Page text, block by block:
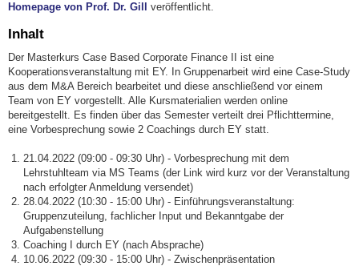
Homepage von Prof. Dr. Gill veröffentlicht.
Inhalt
Der Masterkurs Case Based Corporate Finance II ist eine
Kooperationsveranstaltung mit EY. In Gruppenarbeit wird eine Case-Study
aus dem M&A Bereich bearbeitet und diese anschließend vor einem
Team von EY vorgestellt. Alle Kursmaterialien werden online
bereitgestellt. Es finden über das Semester verteilt drei Pflichttermine,
eine Vorbesprechung sowie 2 Coachings durch EY statt.
21.04.2022 (09:00 - 09:30 Uhr) - Vorbesprechung mit dem
Lehrstuhlteam via MS Teams (der Link wird kurz vor der Veranstaltung
nach erfolgter Anmeldung versendet)
28.04.2022 (10:30 - 15:00 Uhr) - Einführungsveranstaltung:
Gruppenzuteilung, fachlicher Input und Bekanntgabe der
Aufgabenstellung
Coaching I durch EY (nach Absprache)
10.06.2022 (09:30 - 15:00 Uhr) - Zwischenpräsentation